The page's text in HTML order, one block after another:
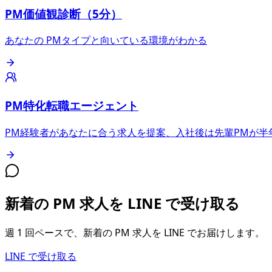
PM価値観診断（5分）
あなたの PMタイプと向いている環境がわかる
PM特化転職エージェント
PM経験者があなたに合う求人を提案、入社後は先輩PMが半
新着の PM 求人を LINE で受け取る
週 1 回ペースで、新着の PM 求人を LINE でお届けします。
LINE で受け取る